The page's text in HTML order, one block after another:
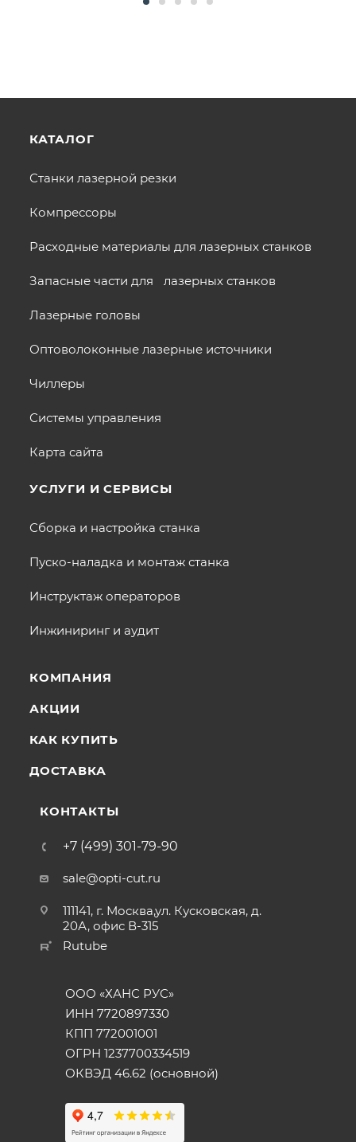
КАТАЛОГ
Станки лазерной резки
Компрессоры
Расходные материалы для лазерных станков
Запасные части для лазерных станков
Лазерные головы
Оптоволоконные лазерные источники
Чиллеры
Системы управления
Карта сайта
УСЛУГИ И СЕРВИСЫ
Сборка и настройка станка
Пуско-наладка и монтаж станка
Инструктаж операторов
Инжиниринг и аудит
КОМПАНИЯ
АКЦИИ
КАК КУПИТЬ
ДОСТАВКА
КОНТАКТЫ
+7 (499) 301-79-90
sale@opti-cut.ru
111141, г. Москва,ул. Кусковская, д.
20А, офис В-315
Rutube
ООО «ХАНС РУС»
ИНН 7720897330
КПП 772001001
ОГРН 1237700334519
ОКВЭД 46.62 (основной)